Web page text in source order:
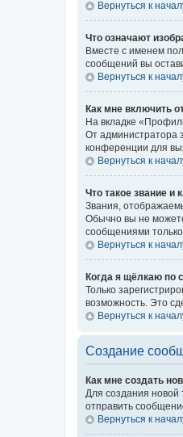
Вернуться к
Что означают
Вместе с именем
сообщений вы
Вернуться к
Как мне включить
На вкладке
От администратора
конференции для
Вернуться к
Что такое звание и
Звания,
Обычно вы не
сообщениями
Вернуться к
Когда я щёлкаю по
Только
возможность. Это
Вернуться к
Создание
Как мне создать
Для создания
отправить
Вернуться к